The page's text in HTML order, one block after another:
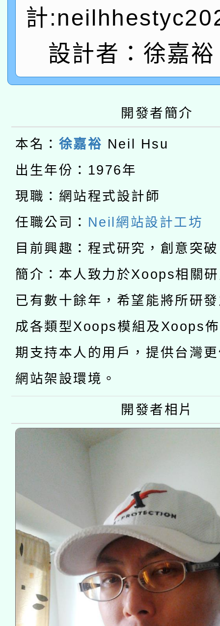
年度健康促進學校輔導
業成長研習」實施計畫
原住民族教育政策研討
族教育國際趨勢與發展
轉知教育部國民及學前
新北市政府教育局辦
師專業成長研習實施
函轉國立臺灣師範大學
族語言臺北學習中心
轉知有關國立成功大學
文教學共融平台-教案
件」活動簡章
教育部國民及學前教育
年度COVID-19疫苗接
接種對象擴大為「滿6
接種之民眾」措施，延
月28日止
轉知經濟部水利署委託
業技術研究院辦理「
用水績優單位及節水達
動」
115年8月22日(星期六
桃園市孔廟祈福系列
開 智慧啟航」
2026年桃園地景藝術
關事宜
年度健康促進學校輔導
業成長研習」實施計畫
函轉國家教育研究院中
轉知教育部國民及學前
新北市政府教育局辦理
函轉國立臺灣師範大學
族語言臺北學習中心
「族語學習班」招生簡
轉知有關國立成功大學
文教學共融平台-教案
件」活動簡章
教育部國民及學前教育
年度COVID-19疫苗接
接種對象擴大為「滿6
接種之民眾」措施，
月28日止
計
設計者：徐嘉
開發者簡介
本名： 徐嘉裕 Neil Hsu
出生年份：1976年
現職：網站程式設計師
任職公司： Neil網站設計工坊
目前興趣：程式研究，創意突
簡介：本人致力於Xoops相關
已有數十餘年，希望能將所研
成各類型Xoops模組及Xoops
期支持本人的用戶，提供台灣
網站架設環境。
開發者相片